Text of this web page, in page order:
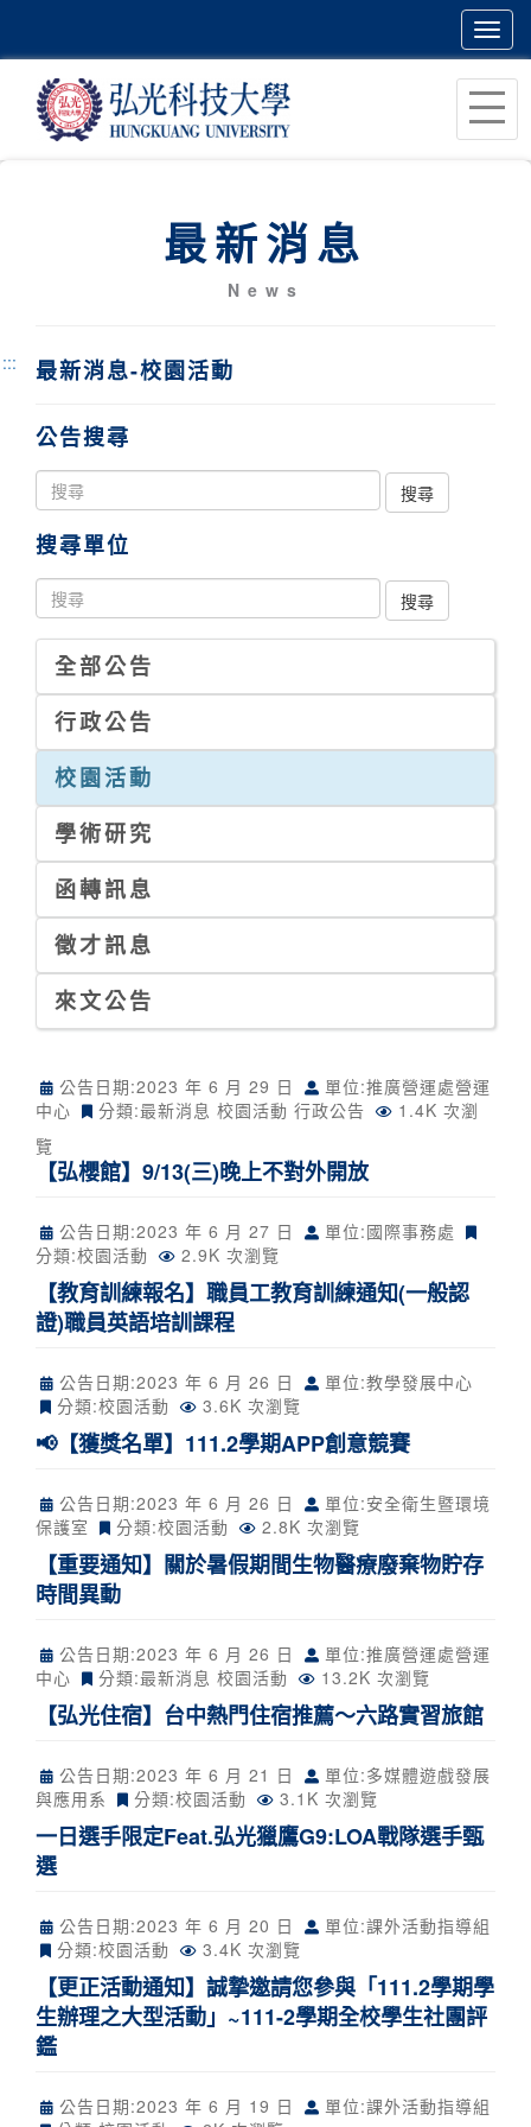
最新消息
News
::: 最新消息-校園活動
公告搜尋
搜尋單位
全部公告
行政公告
校園活動
學術研究
函轉訊息
徵才訊息
來文公告
公告日期:2023 年 6 月 29 日
單位:推廣營運處營運
中心
分類:最新消息 校園活動 行政公告
1.4K 次瀏
覽
【弘櫻館】9/13(三)晚上不對外開放
公告日期:2023 年 6 月 27 日
單位:國際事務處
分類:校園活動 2.9K 次瀏覽
【教育訓練報名】職員工教育訓練通知(一般認
證)職員英語培訓課程
公告日期:2023 年 6 月 26 日
單位:教學發展中心
分類:校園活動 3.6K 次瀏覽
📢【獲獎名單】111.2學期APP創意競賽
公告日期:2023 年 6 月 26 日
單位:安全衛生暨環境
保護室
分類:校園活動 2.8K 次瀏覽
【重要通知】關於暑假期間生物醫療廢棄物貯存
時間異動
公告日期:2023 年 6 月 26 日
單位:推廣營運處營運
中心
分類:最新消息 校園活動 13.2K 次瀏覽
【弘光住宿】台中熱門住宿推薦～六路實習旅館
公告日期:2023 年 6 月 21 日
單位:多媒體遊戲發展
與應用系
分類:校園活動 3.1K 次瀏覽
一日選手限定Feat.弘光獵鷹G9:LOA戰隊選手甄
選
公告日期:2023 年 6 月 20 日
單位:課外活動指導組
分類:校園活動 3.4K 次瀏覽
【更正活動通知】誠摯邀請您參與「111.2學期學
生辦理之大型活動」~111-2學期全校學生社團評
鑑
公告日期:2023 年 6 月 19 日
單位:課外活動指導組